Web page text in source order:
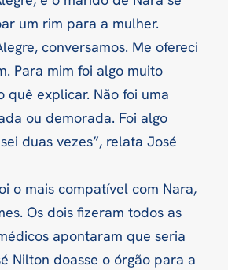
um rim para a mulher.
conversamos. Me ofereci
Para mim foi algo muito
quê explicar. Não foi uma
ou demorada. Foi algo
duas vezes”, relata José
o mais compatível com Nara,
Os dois fizeram todos as
apontaram que seria
Nilton doasse o órgão para a